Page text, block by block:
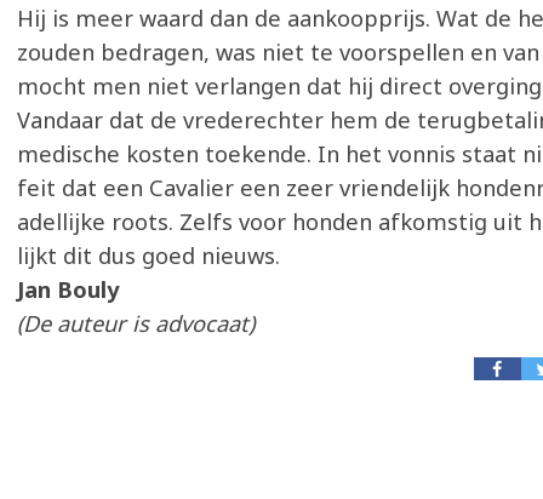
Hij is meer waard dan de aankoopprijs. Wat de
zouden bedragen, was niet te voorspellen en van
mocht men niet verlangen dat hij direct
Vandaar dat de vrederechter hem de
medische kosten toekende. In het vonnis staat
feit dat een Cavalier een zeer vriendelijk
adellijke roots. Zelfs voor honden afkomstig uit
lijkt dit dus goed nieuws.
Jan Bouly
(De auteur is advocaat)